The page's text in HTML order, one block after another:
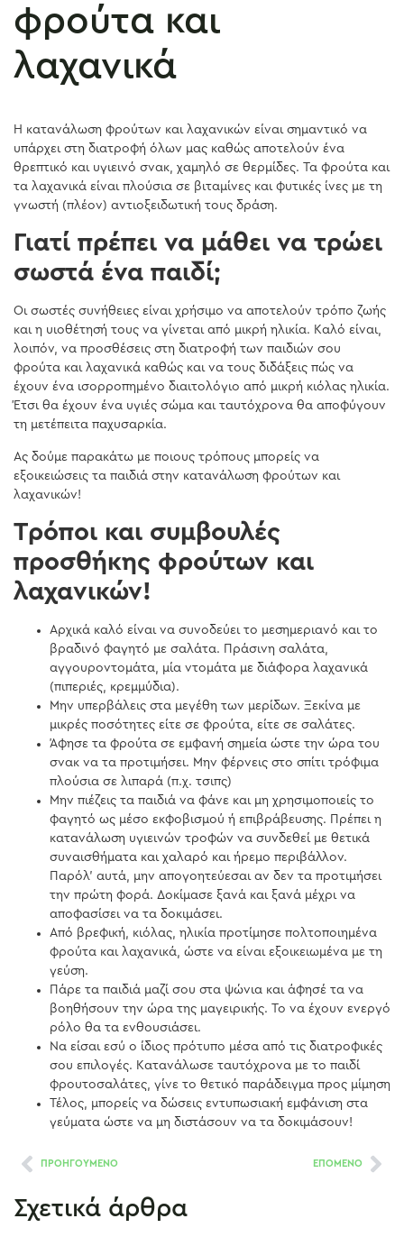
φρούτα και
λαχανικά
Η κατανάλωση φρούτων και λαχανικών είναι σημαντικό να
υπάρχει στη διατροφή όλων μας καθώς αποτελούν ένα
θρεπτικό και υγιεινό σνακ, χαμηλό σε θερμίδες. Τα φρούτα και
τα λαχανικά είναι πλούσια σε βιταμίνες και φυτικές ίνες με τη
γνωστή (πλέον) αντιοξειδωτική τους δράση.
Γιατί πρέπει να μάθει να τρώει
σωστά ένα παιδί;
Οι σωστές συνήθειες είναι χρήσιμο να αποτελούν τρόπο ζωής
και η υιοθέτησή τους να γίνεται από μικρή ηλικία. Καλό είναι,
λοιπόν, να προσθέσεις στη διατροφή των παιδιών σου
φρούτα και λαχανικά καθώς και να τους διδάξεις πώς να
έχουν ένα ισορροπημένο διαιτολόγιο από μικρή κιόλας ηλικία.
Έτσι θα έχουν ένα υγιές σώμα και ταυτόχρονα θα αποφύγουν
τη μετέπειτα παχυσαρκία.
Ας δούμε παρακάτω με ποιους τρόπους μπορείς να
εξοικειώσεις τα παιδιά στην κατανάλωση φρούτων και
λαχανικών!
Tρόποι και συμβουλές
προσθήκης φρούτων και
λαχανικών!
Αρχικά καλό είναι να συνοδεύει το μεσημεριανό και το
βραδινό φαγητό με σαλάτα. Πράσινη σαλάτα,
αγγουροντομάτα, μία ντομάτα με διάφορα λαχανικά
(πιπεριές, κρεμμύδια).
Μην υπερβάλεις στα μεγέθη των μερίδων. Ξεκίνα με
μικρές ποσότητες είτε σε φρούτα, είτε σε σαλάτες.
Άφησε τα φρούτα σε εμφανή σημεία ώστε την ώρα του
σνακ να τα προτιμήσει. Μην φέρνεις στο σπίτι τρόφιμα
πλούσια σε λιπαρά (π.χ. τσιπς)
Μην πιέζεις τα παιδιά να φάνε και μη χρησιμοποιείς το
φαγητό ως μέσο εκφοβισμού ή επιβράβευσης. Πρέπει η
κατανάλωση υγιεινών τροφών να συνδεθεί με θετικά
συναισθήματα και χαλαρό και ήρεμο περιβάλλον.
Παρόλ’ αυτά, μην απογοητεύεσαι αν δεν τα προτιμήσει
την πρώτη φορά. Δοκίμασε ξανά και ξανά μέχρι να
αποφασίσει να τα δοκιμάσει.
Από βρεφική, κιόλας, ηλικία προτίμησε πολτοποιημένα
φρούτα και λαχανικά, ώστε να είναι εξοικειωμένα με τη
γεύση.
Πάρε τα παιδιά μαζί σου στα ψώνια και άφησέ τα να
βοηθήσουν την ώρα της μαγειρικής. Το να έχουν ενεργό
ρόλο θα τα ενθουσιάσει.
Να είσαι εσύ ο ίδιος πρότυπο μέσα από τις διατροφικές
σου επιλογές. Κατανάλωσε ταυτόχρονα με το παιδί
φρουτοσαλάτες, γίνε το θετικό παράδειγμα προς μίμηση
Τέλος, μπορείς να δώσεις εντυπωσιακή εμφάνιση στα
γεύματα ώστε να μη διστάσουν να τα δοκιμάσουν!
ΠΡΟΗΓΟΥΜΕΝΟ ΕΠΟΜΕΝΟ
Σχετικά άρθρα